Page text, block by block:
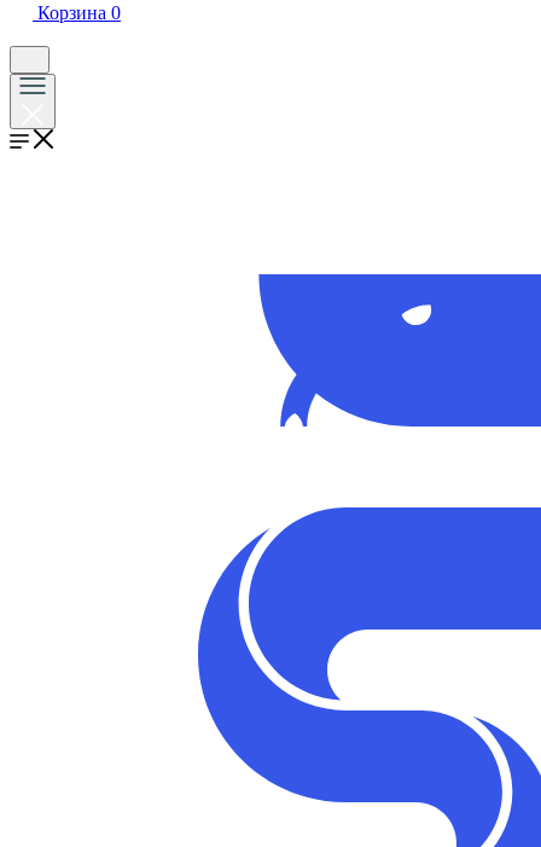
Корзина 0